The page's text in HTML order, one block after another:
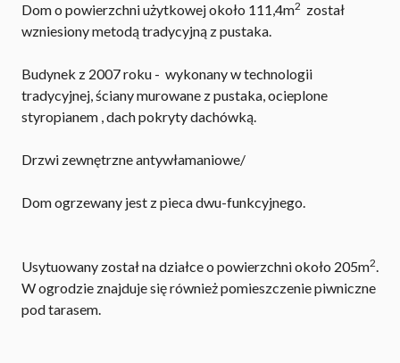
Dom o powierzchni użytkowej około 111,4m2 został
wzniesiony metodą tradycyjną z pustaka.
Budynek z 2007 roku - wykonany w technologii
tradycyjnej, ściany murowane z pustaka, ocieplone
styropianem , dach pokryty dachówką.
Drzwi zewnętrzne antywłamaniowe/
Dom ogrzewany jest z pieca dwu-funkcyjnego.
Usytuowany został na działce o powierzchni około 205m2
W ogrodzie znajduje się również pomieszczenie piwniczne
pod tarasem.